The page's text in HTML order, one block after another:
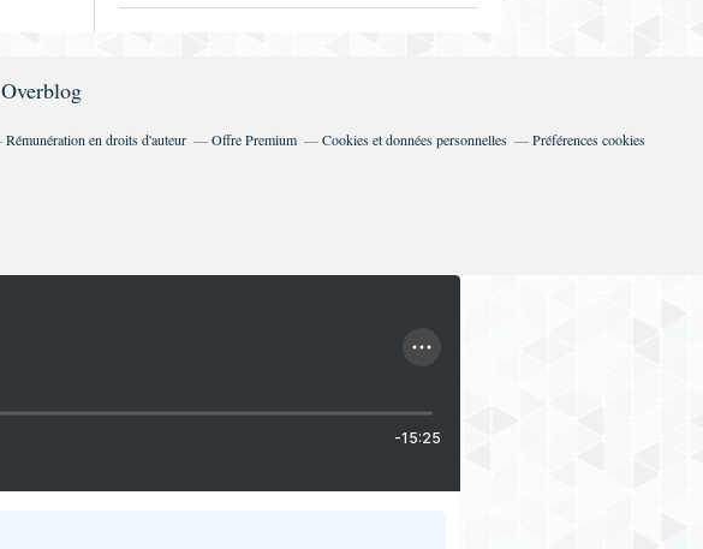
Overblog
Rémunération en droits d'auteur Offre Premium Cookies et données personnelles Préférences cookies
-15:25